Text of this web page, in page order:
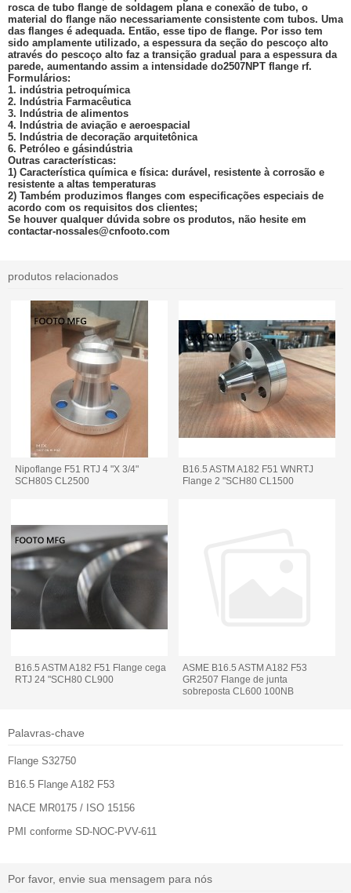
rosca de tubo flange de soldagem plana e conexão de tubo, o
material do flange não necessariamente consistente com tubos. Uma
das flanges é adequada. Então, esse tipo de flange. Por isso tem
sido amplamente utilizado, a espessura da seção do pescoço alto
através do pescoço alto faz a transição gradual para a espessura da
parede, aumentando assim a intensidade do2507NPT flange rf.
Formulários:
1. indústria petroquímica
2. Indústria Farmacêutica
3. Indústria de alimentos
4. Indústria de aviação e aeroespacial
5. Indústria de decoração arquitetônica
6. Petróleo e gásindústria
Outras características:
1) Característica química e física: durável, resistente à corrosão e
resistente a altas temperaturas
2) Também produzimos flanges com especificações especiais de
acordo com os requisitos dos clientes;
Se houver qualquer dúvida sobre os produtos, não hesite em
contactar-nossales@cnfooto.com
produtos relacionados
Nipoflange F51 RTJ 4 "X 3/4"
SCH80S CL2500
B16.5 ASTM A182 F51 WNRTJ
Flange 2 "SCH80 CL1500
B16.5 ASTM A182 F51 Flange cega
RTJ 24 "SCH80 CL900
ASME B16.5 ASTM A182 F53
GR2507 Flange de junta
sobreposta CL600 100NB
Palavras-chave
Flange S32750
B16.5 Flange A182 F53
NACE MR0175 / ISO 15156
PMI conforme SD-NOC-PVV-611
Por favor, envie sua mensagem para nós